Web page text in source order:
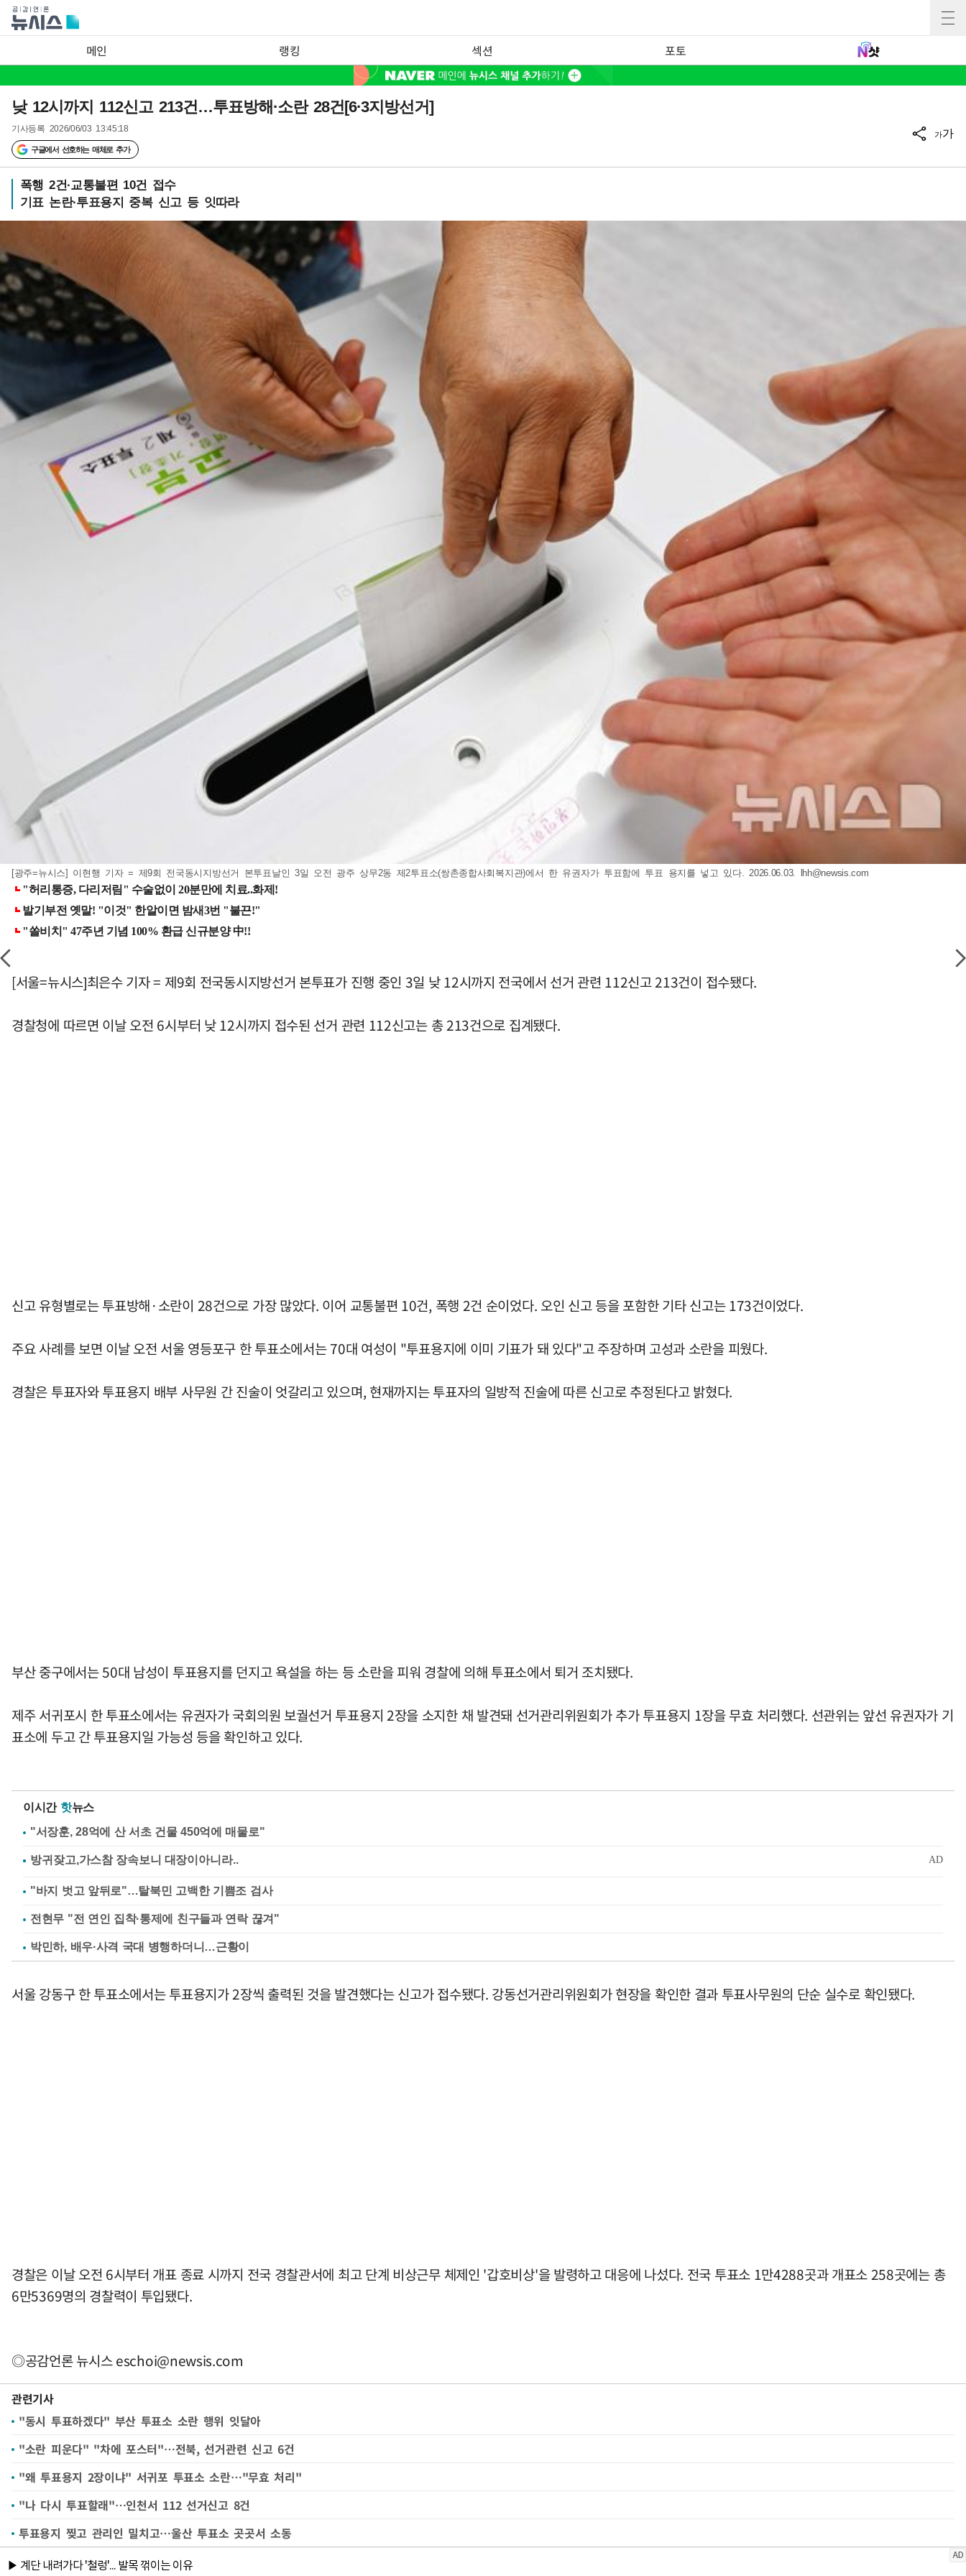
메인 랭킹 섹션 포토
낮 12시까지 112신고 213건…투표방해·소란 28건[6·3지방선거]
기사등록 2026/06/03 13:45:18
구글에서 선호하는 매체로 추가
가가
폭행 2건·교통불편 10건 접수
기표 논란·투표용지 중복 신고 등 잇따라
[광주=뉴시스] 이현행 기자 = 제9회 전국동시지방선거 본투표날인 3일 오전 광주 상무2동 제2투표소(쌍촌종합사회복지관)에서 한 유권자가 투표함에 투표 용지를 넣고 있다. 2026.06.03. lhh@newsis.com
[서울=뉴시스]최은수 기자 = 제9회 전국동시지방선거 본투표가 진행 중인 3일 낮 12시까지 전국에서 선거 관련 112신고 213건이 접수됐다.
경찰청에 따르면 이날 오전 6시부터 낮 12시까지 접수된 선거 관련 112신고는 총 213건으로 집계됐다.
신고 유형별로는 투표방해·소란이 28건으로 가장 많았다. 이어 교통불편 10건, 폭행 2건 순이었다. 오인 신고 등을 포함한 기타 신고는 173건이었다.
주요 사례를 보면 이날 오전 서울 영등포구 한 투표소에서는 70대 여성이 "투표용지에 이미 기표가 돼 있다"고 주장하며 고성과 소란을 피웠다.
경찰은 투표자와 투표용지 배부 사무원 간 진술이 엇갈리고 있으며, 현재까지는 투표자의 일방적 진술에 따른 신고로 추정된다고 밝혔다.
부산 중구에서는 50대 남성이 투표용지를 던지고 욕설을 하는 등 소란을 피워 경찰에 의해 투표소에서 퇴거 조치됐다.
제주 서귀포시 한 투표소에서는 유권자가 국회의원 보궐선거 투표용지 2장을 소지한 채 발견돼 선거관리위원회가 추가 투표용지 1장을 무효 처리했다. 선관위는 앞선 유권자가 기
표소에 두고 간 투표용지일 가능성 등을 확인하고 있다.
이시간 핫뉴스
"서장훈, 28억에 산 서초 건물 450억에 매물로"
"바지 벗고 앞뒤로"…탈북민 고백한 기쁨조 검사
전현무 "전 연인 집착·통제에 친구들과 연락 끊겨"
박민하, 배우·사격 국대 병행하더니…근황이
서울 강동구 한 투표소에서는 투표용지가 2장씩 출력된 것을 발견했다는 신고가 접수됐다. 강동선거관리위원회가 현장을 확인한 결과 투표사무원의 단순 실수로 확인됐다.
경찰은 이날 오전 6시부터 개표 종료 시까지 전국 경찰관서에 최고 단계 비상근무 체제인 '갑호비상'을 발령하고 대응에 나섰다. 전국 투표소 1만4288곳과 개표소 258곳에는 총
6만5369명의 경찰력이 투입됐다.
◎공감언론 뉴시스eschoi@newsis.com
관련기사
"동시 투표하겠다" 부산 투표소 소란 행위 잇달아
"소란 피운다" "차에 포스터"…전북, 선거관련 신고 6건
"왜 투표용지 2장이냐" 서귀포 투표소 소란…"무효 처리"
"나 다시 투표할래"…인천서 112 선거신고 8건
투표용지 찢고 관리인 밀치고…울산 투표소 곳곳서 소동